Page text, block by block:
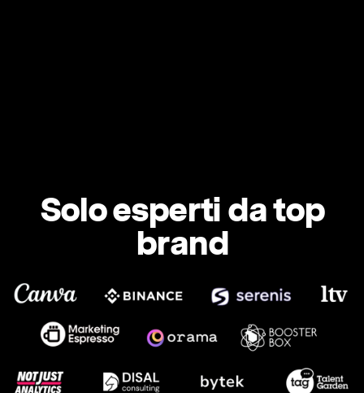
Solo esperti da top
brand